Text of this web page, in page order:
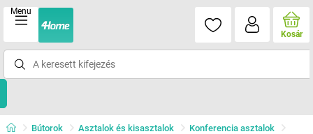
Menu
Kosár
Bútorok Asztalok és kisasztalok Konferencia asztalok